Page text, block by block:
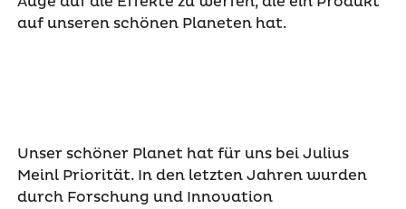
auf unseren schönen Planeten hat.
Unser schöner Planet hat für uns bei Julius
Meinl Priorität. In den letzten Jahren wurden
durch Forschung und Innovation